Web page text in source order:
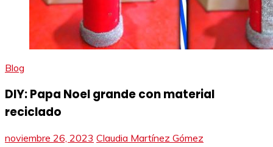
Blog
DIY: Papa Noel grande con material
reciclado
noviembre 26, 2023 Claudia Martínez Gómez